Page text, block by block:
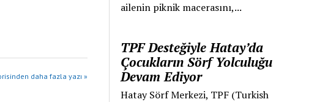
daha fazla yazı »
ailenin piknik macerasını,...
TPF Desteğiyle Hatay’da
Çocukların Sörf Yolculuğu
Devam Ediyor
Hatay Sörf Merkezi, TPF (Turkish